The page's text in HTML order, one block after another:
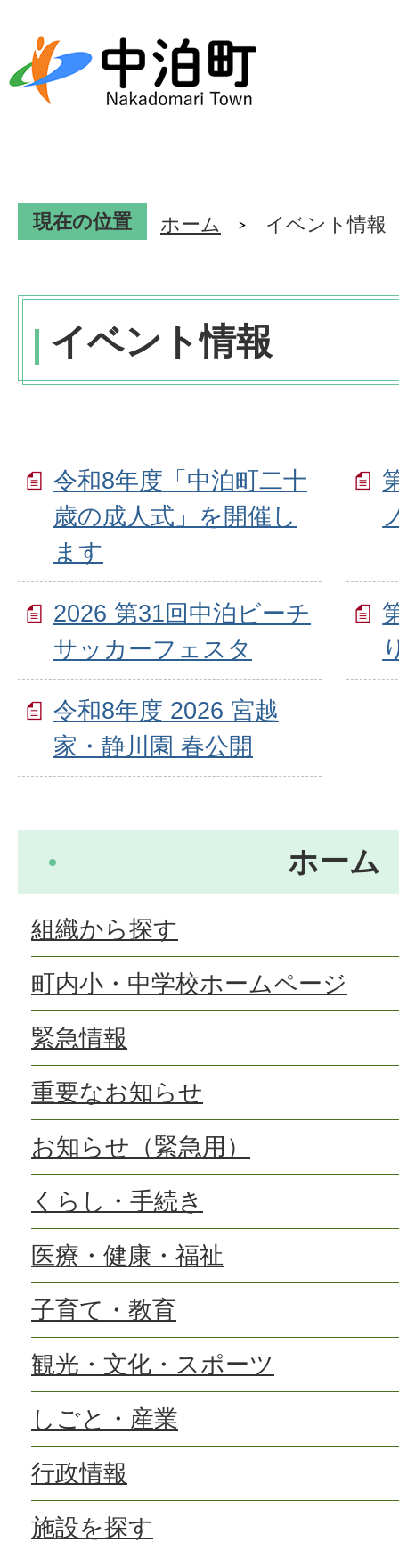
現在の位置 ホーム イベント情報
イベント情報
令和8年度「中泊町二十
歳の成人式」を開催し
ます
2026 第31回中泊ビーチ
サッカーフェスタ
令和8年度 2026 宮越
家・静川園 春公開
ホーム
組織から探す
町内小・中学校ホームページ
緊急情報
重要なお知らせ
お知らせ（緊急用）
くらし・手続き
医療・健康・福祉
子育て・教育
観光・文化・スポーツ
しごと・産業
行政情報
施設を探す